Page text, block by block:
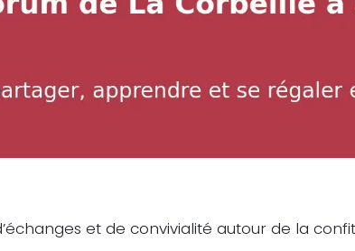
et de convivialité autour de la